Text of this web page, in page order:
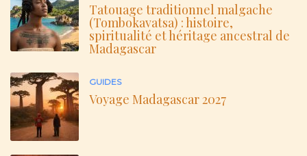
Tatouage traditionnel malgache
(Tombokavatsa) : histoire,
spiritualité et héritage ancestral de
Madagascar
GUIDES
Voyage Madagascar 2027